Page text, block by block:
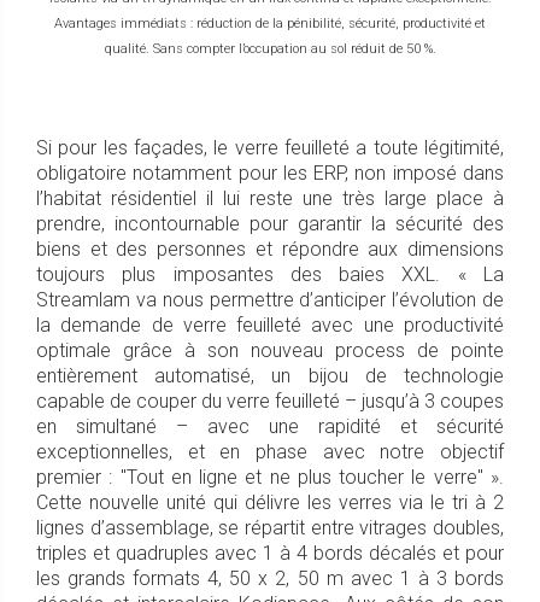
Avantages immédiats : réduction de la pénibilité, sécurité, productivité et
qualité. Sans compter l’occupation au sol réduit de 50 %.
Si pour les façades, le verre feuilleté a toute légitimité,
obligatoire notamment pour les ERP, non imposé dans
l’habitat résidentiel il lui reste une très large place à
prendre, incontournable pour garantir la sécurité des
biens et des personnes et répondre aux dimensions
toujours plus imposantes des baies XXL. « La
Streamlam va nous permettre d’anticiper l’évolution de
la demande de verre feuilleté avec une productivité
optimale grâce à son nouveau process de pointe
entièrement automatisé, un bijou de technologie
capable de couper du verre feuilleté – jusqu’à 3 coupes
en simultané – avec une rapidité et sécurité
exceptionnelles, et en phase avec notre objectif
premier : "Tout en ligne et ne plus toucher le verre" ».
Cette nouvelle unité qui délivre les verres via le tri à 2
lignes d’assemblage, se répartit entre vitrages doubles,
triples et quadruples avec 1 à 4 bords décalés et pour
les grands formats 4, 50 x 2, 50 m avec 1 à 3 bords